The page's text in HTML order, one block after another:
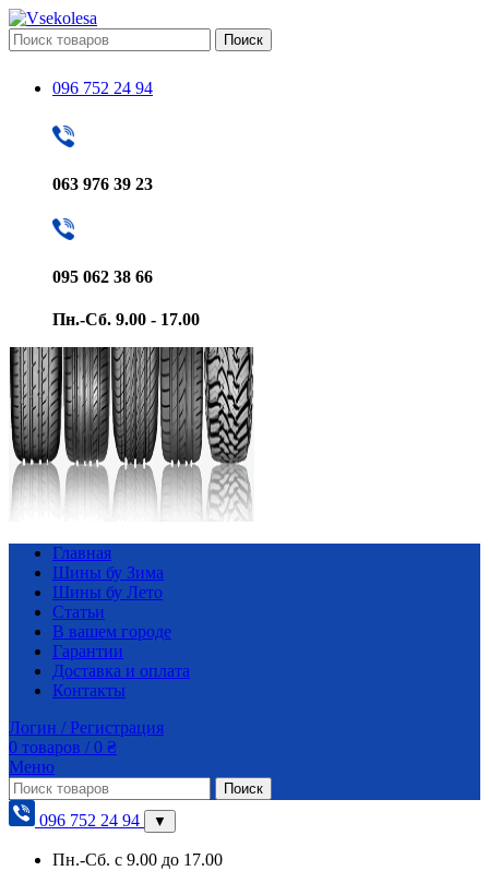
Поиск
096 752 24 94
063 976 39 23
095 062 38 66
Пн.-Сб. 9.00 - 17.00
Главная
Шины бу Зима
Шины бу Лето
Статьи
В вашем городе
Гарантии
Доставка и оплата
Контакты
Логин / Регистрация
0 товаров / 0 ₴
Меню
Поиск
096 752 24 94 ▼
Пн.-Сб. с 9.00 до 17.00